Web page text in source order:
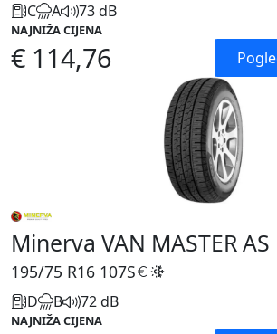
C A 73 dB
NAJNIŽA CIJENA
€ 114,76
Minerva VAN MASTER AS
195/75 R16 107S
D B 72 dB
NAJNIŽA CIJENA